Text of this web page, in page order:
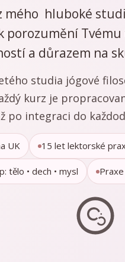
mého hluboké
porozumění
a důrazem na
studia jógové
kurz je
po integraci do
UK 15 let lektorské
tělo • dech • mysl